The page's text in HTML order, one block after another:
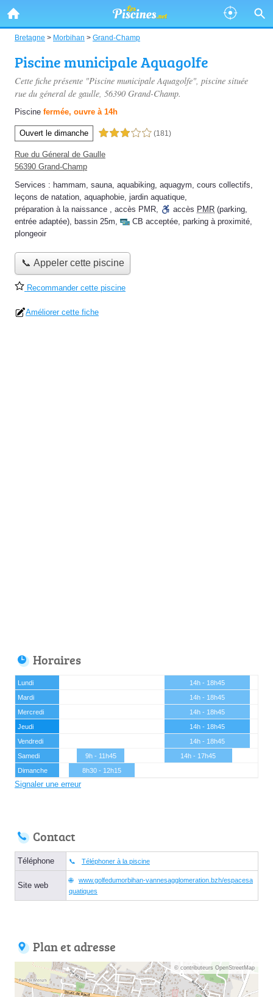
Bretagne > Morbihan > Grand-Champ
Piscine municipale Aquagolfe
Cette fiche présente "Piscine municipale Aquagolfe", piscine située
rue du géneral de gaulle, 56390 Grand-Champ.
Piscine fermée, ouvre à 14h
Ouvert le dimanche 3,0 étoiles sur 5 (181)
Rue du Géneral de Gaulle
56390 Grand-Champ
Services : hammam, sauna, aquabiking, aquagym, cours collectifs,
leçons de natation, aquaphobie, jardin aquatique,
préparation à la naissance , accès PMR, accès PMR (parking,
entrée adaptée), bassin 25m, CB acceptée, parking à proximité,
plongeoir
📞 Appeler cette piscine
Recommander cette piscine
Améliorer cette fiche
Horaires
Lundi
14h - 18h45
Mardi
14h - 18h45
Mercredi
14h - 18h45
Jeudi
14h - 18h45
Vendredi
14h - 18h45
Samedi
9h - 11h45
14h - 17h45
Dimanche
8h30 - 12h15
Signaler une erreur
Contact
Téléphone Téléphoner à la piscine
Site web
www.golfedumorbihan-vannesagglomeration.bzh/espacesa
quatiques
Plan et adresse
© contributeurs OpenStreetMap